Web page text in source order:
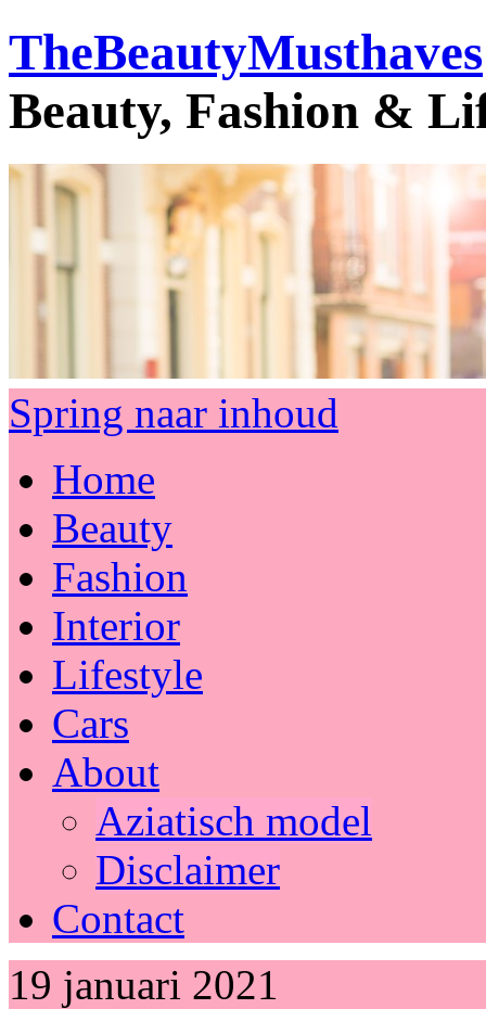
TheBeautyMusthaves
Beauty, Fashion &
Spring naar inhoud
Home
Beauty
Fashion
Interior
Lifestyle
Cars
About
Aziatisch model
Disclaimer
Contact
19 januari 2021